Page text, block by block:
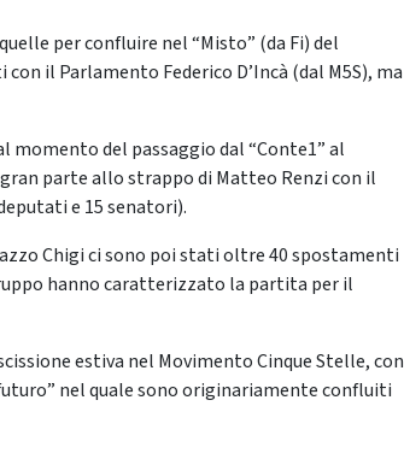
per confluire nel “Misto” (da Fi) del
il Parlamento Federico D’Incà (dal M5S), ma
momento del passaggio dal “Conte1” al
parte allo strappo di Matteo Renzi con il
e 15 senatori).
Chigi ci sono poi stati oltre 40 spostamenti
hanno caratterizzato la partita per il
estiva nel Movimento Cinque Stelle, con
nel quale sono originariamente confluiti